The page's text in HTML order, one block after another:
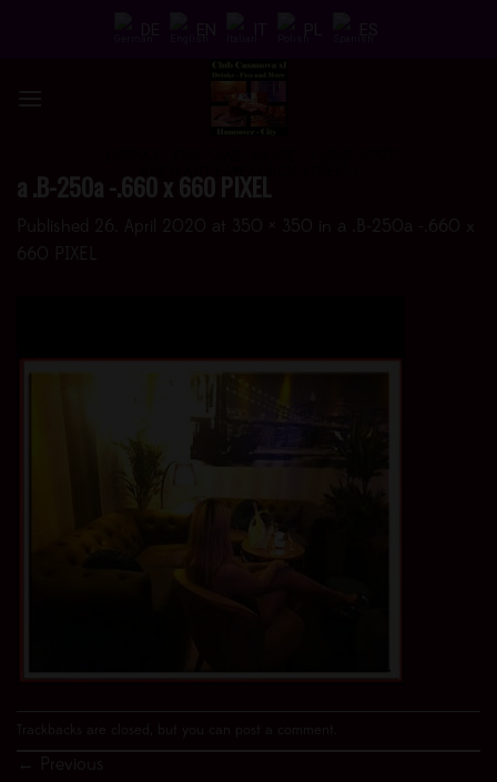
a .B-250a -.660 x 660 PIXEL
Published 26. April 2020 at
a .B-250a -.660 x
660 PIXEL
Trackbacks are closed, but you can post a comment
←
Previous